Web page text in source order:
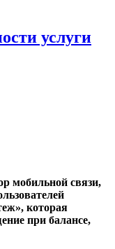
услуги
мобильной связи,
которая
при балансе,